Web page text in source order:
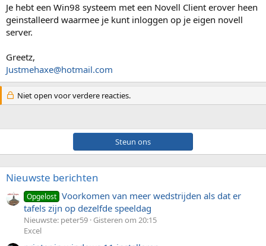
Je hebt een Win98 systeem met een Novell Client erover heen
geinstalleerd waarmee je kunt inloggen op je eigen novell
server.
Greetz,
Justmehaxe@hotmail.com
Niet open voor verdere reacties.
Steun ons
Nieuwste berichten
Opgelost Voorkomen van meer wedstrijden als dat er
tafels zijn op dezelfde speeldag
Nieuwste: peter59 Gisteren om 20:15
Excel